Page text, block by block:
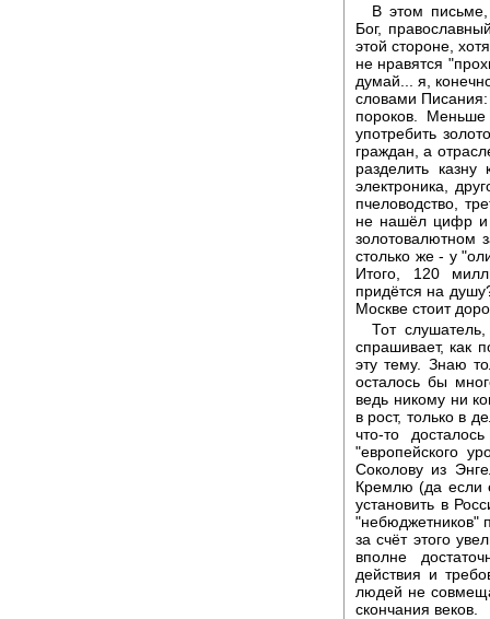
В этом письме,
Бог,
этой стороне,
не нравятся
думай... я,
словами Писания:
пороков.
употребить
граждан, а
разделить
электроника,
пчеловодство,
не нашёл цифр и
золотовалютном
столько же - у
Итого, 120
придётся на
Москве стоит
Тот
спрашивает, как
эту тему. Знаю
осталось бы
ведь никому ни
в рост, только в
что-то
"европейского
Соколову из
Кремлю (да если
установить в
"небюджетников"
за счёт этого
вполне
действия и
людей не
скончания веков.